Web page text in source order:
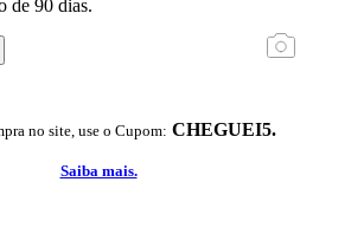
de 90 dias.
no site, use o Cupom: CHEGUEI5.
Saiba mais.